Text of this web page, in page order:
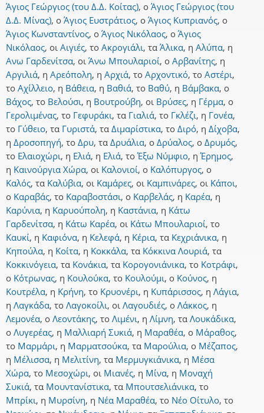
Άγιος Γεώργιος (του Δ.Δ. Κοίτας), ο Άγιος Γεώργιος (του
Δ.Δ. Μίνας), ο Άγιος Ευστράτιος, ο Άγιος Κυπριανός, ο
Άγιος Κωνσταντίνος, ο Άγιος Νικόλαος, ο Άγιος
Νικόλαος, οι Αιγιές, το Ακρογιάλι, τα Άλικα, η Αλύπα, η
Ανω Γαρδενίτσα, οι Άνω Μπουλαριοί, ο Αρβανίτης, η
Αργιλιά, η Αρεόπολη, η Αρχιά, το Αρχοντικό, το Αστέρι,
το Αχίλλειο, η Βάθεια, η Βαθιά, το Βαθύ, η Βάμβακα, ο
Βάχος, το Βελούσι, η Βουτρούβη, οι Βρύσες, η Γέρμα, ο
Γερολιμένας, το Γεφυράκι, τα Γιαλιά, το Γκλέζι, η Γονέα,
το Γύθειο, τα Γυριστά, τα Διμαρίστικα, το Διρό, η Δίχοβα,
η Δροσοπηγή, το Δρυ, τα Δρυάλια, ο Δρύαλος, ο Δρυμός,
το Ελαιοχώρι, η Ελιά, η Ελιά, το Έξω Νύμφιο, η Έρημος,
η Καινούργια Χώρα, οι Καλονιοί, ο Καλόπυργος, ο
Καλός, τα Καλύβια, οι Καμάρες, οι Καμπινάρες, οι Κάποι,
ο Καραβάς, το Καραβοστάσι, ο Καρβελάς, η Καρέα, η
Καρύνια, η Καρυούπολη, η Καστάνια, η Κάτω
Γαρδενίτσα, η Κάτω Καρέα, οι Κάτω Μπουλαριοί, το
Καυκί, η Καφιόνα, η Κελεφά, η Κέρια, τα Κεχριάνικα, η
Κηπούλα, η Κοίτα, η Κοκκάλα, τα Κόκκινα Λουριά, τα
Κοκκινόγεια, τα Κονάκια, τα Κορογονιάνικα, το Κοτράφι,
ο Κότρωνας, η Κουλούκα, το Κουλούμι, ο Κούνος, η
Κουτρέλα, η Κρήνη, το Κρυονέρι, η Κυπάρισσος, η Λάγια,
η Λαγκάδα, το Λαγοκοίλι, οι Λαγουδιές, ο Λάκκος, η
Λεμονέα, ο Λεοντάκης, το Λιμένι, η Λίμνη, τα Λουκάδικα,
ο Λυγερέας, η Μαλλιαρή Συκιά, η Μαραθέα, ο Μάραθος,
το Μαρμάρι, η Μαρματσούκα, τα Μαρούλια, ο Μέζαπος,
η Μέλισσα, η Μελιτίνη, τα Μερμυγκιάνικα, η Μέσα
Χώρα, το Μεσοχώρι, οι Μιανές, η Μίνα, η Μοναχή
Συκιά, τα Μουντανίστικα, τα Μπουτσελιάνικα, το
Μπρίκι, η Μυρσίνη, η Νέα Μαραθέα, το Νέο Οίτυλο, το